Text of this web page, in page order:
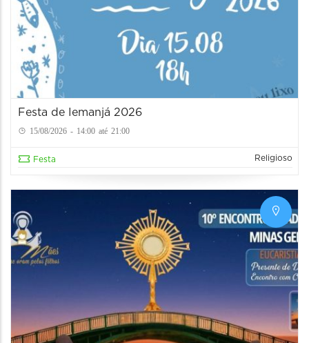
Festa de Iemanjá 2026
15/08/2026 - 14:00 até 21:00
Festa Religioso